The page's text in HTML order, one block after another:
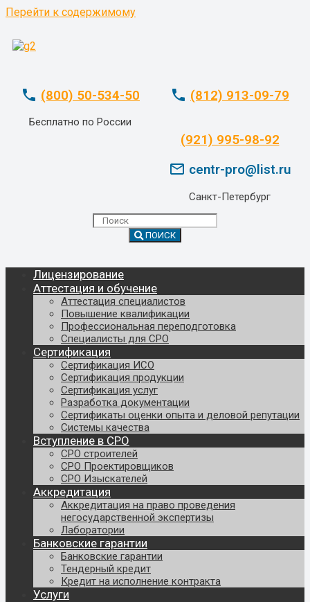
Перейти к содержимому
phone (800) 50-534-50
Бесплатно по России
phone (812) 913-09-79
(921) 995-98-92
mail_outline centr-pro@list.ru
Санкт-Петербург
ПОИСК
Лицензирование
Аттестация и обучение
Аттестация специалистов
Повышение квалификации
Профессиональная переподготовка
Специалисты для СРО
Сертификация
Сертификация ИСО
Сертификация продукции
Сертификация услуг
Разработка документации
Сертификаты оценки опыта и деловой репутации
Системы качества
Вступление в СРО
СРО строителей
СРО Проектировщиков
СРО Изыскателей
Аккредитация
Аккредитация на право проведения
негосударственной экспертизы
Лаборатории
Банковские гарантии
Банковские гарантии
Тендерный кредит
Кредит на исполнение контракта
Услуги